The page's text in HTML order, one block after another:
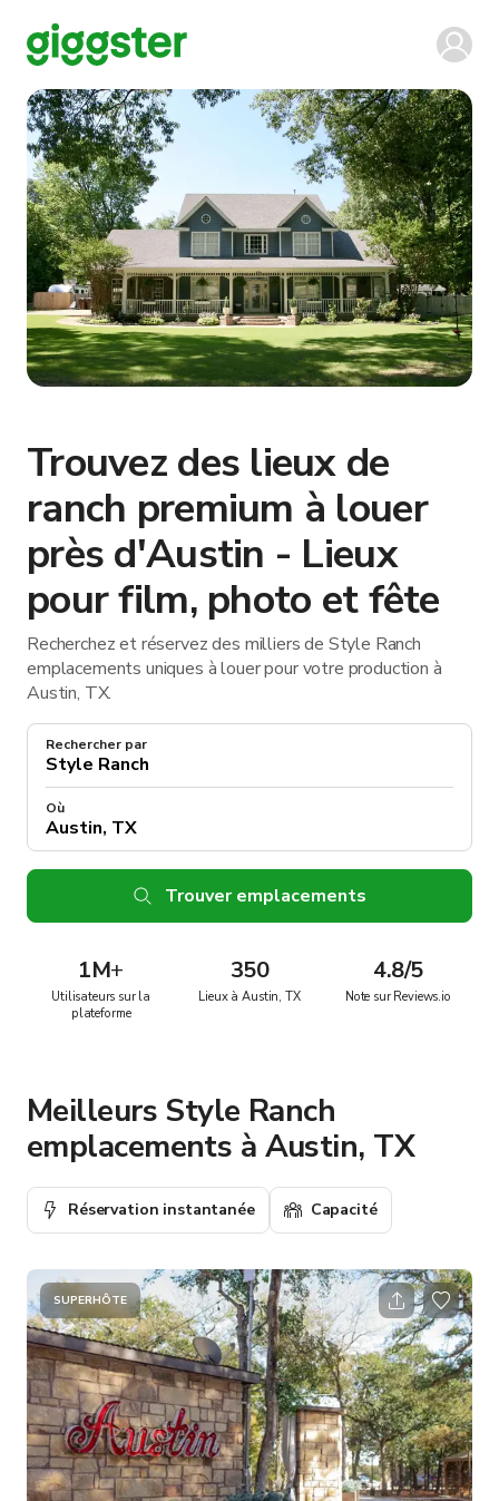
Trouvez des lieux de
ranch premium à louer
près d'Austin - Lieux
pour film, photo et fête
Recherchez et réservez des milliers de Style Ranch
emplacements uniques à louer pour votre production à
Austin, TX.
Rechercher par
Où
Trouver emplacements
1M+
Utilisateurs sur la
plateforme
350
Lieux à Austin, TX
4.8/5
Note sur Reviews.io
Meilleurs Style Ranch
emplacements à Austin, TX
Réservation instantanée Capacité
SUPERHÔTE